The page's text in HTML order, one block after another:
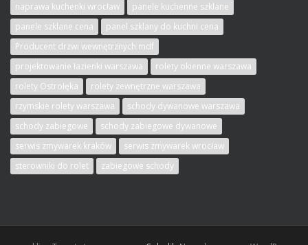
naprawa kuchenki wrocław
panele kuchenne szklane
panele szklane cena
panel szklany do kuchni cena
Producent drzwi wewnętrznych mdf
projektowanie łazienki warszawa
rolety okienne warszawa
rolety Ostrołęka
rolety zewnętrzne warszawa
rzymskie rolety warszawa
schody dywanowe warszawa
schody zabiegowe
schody zabiegowe dywanowe
serwis zmywarek kraków
serwis zmywarek wrocław
sterowniki do rolet
zabiegowe schody